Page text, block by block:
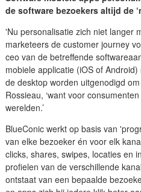
de software bezoekers altijd de
'Nu personalisatie zich niet langer
marketeers de customer journey
ceo van de betreffende
mobiele applicatie (iOS of
de desktop worden uitgenodigd
Rossieau, ‘want voor
werelden.’
BlueConic werkt op basis van
van elke bezoeker én voor elk
clicks, shares, swipes, locaties en
profielen van de verschillende
ontstaat van een bepaalde